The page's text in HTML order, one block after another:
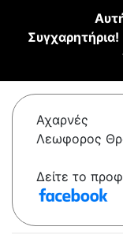
Συγχαρητήρια!
Αχαρνές
Λεωφορος
Δείτε το